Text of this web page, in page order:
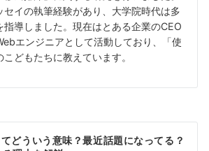
セイの執筆経験があり、大学院時代は多
指導しました。現在はとある企業のCEO
エンジニアとして活動しており、「使
どもたちに教えています。
どういう意味？最近話題になってる？